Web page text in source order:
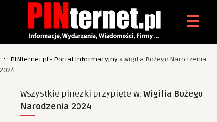
: : : PINternet.pl - Portal Informacyjny»Wigilia Bożego Narodzenia
2024
Wszystkie pinezki przypięte w: Wigilia Bożego
Narodzenia 2024